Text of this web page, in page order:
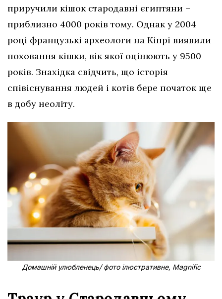
приручили кішок стародавні єгиптяни –
приблизно 4000 років тому. Однак у 2004
році французькі археологи на Кіпрі виявили
поховання кішки, вік якої оцінюють у 9500
років. Знахідка свідчить, що історія
співіснування людей і котів бере початок ще
в добу неоліту.
Домашній улюбленець/ фото ілюстративне, Magnific